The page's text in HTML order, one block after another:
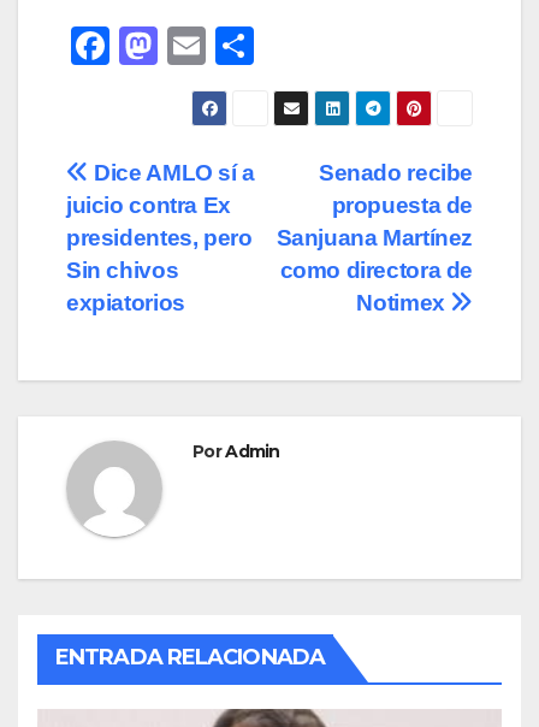
F
e
b
o
o
k
M
o
d
o
n
E
m
ail
o
m
tir
Navegación
de
entradas
Senado recibe
propuesta de
Sanjuana Martínez
como directora de
Notimex
Dice AMLO sí a
juicio contra Ex
presidentes, pero
Sin chivos
expiatorios
PorAdmin
ENTRADA RELACIONADA